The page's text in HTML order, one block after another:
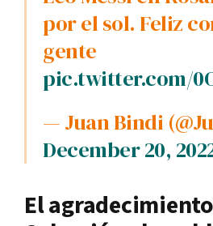
por el sol. Feliz
gente
pic.twitter.com/
— Juan Bindi
December 20,
El